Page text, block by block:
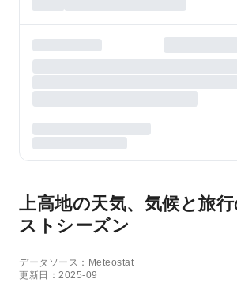
上高地の天気、気候と旅
ストシーズン
データソース：Meteostat
更新日：2025-09